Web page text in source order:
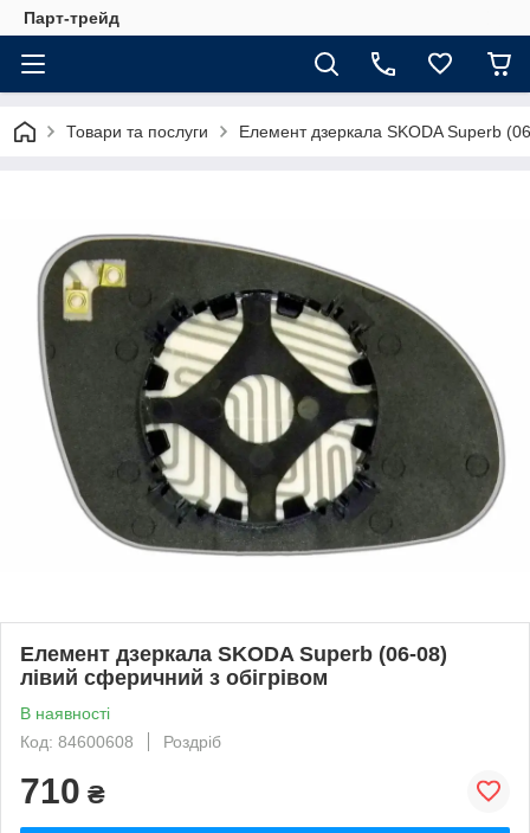
Парт-трейд
Товари та послуги Елемент дзеркала SKODA Superb
Елемент дзеркала SKODA Superb (06-08)
лівий сферичний з обігрівом
В наявності
Код: 84600608
Роздріб
710 ₴